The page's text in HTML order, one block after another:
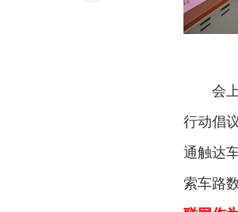
会上
行动倡
通触达
索车路